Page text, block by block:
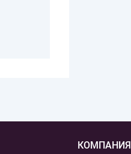
КОМПАНИЯ